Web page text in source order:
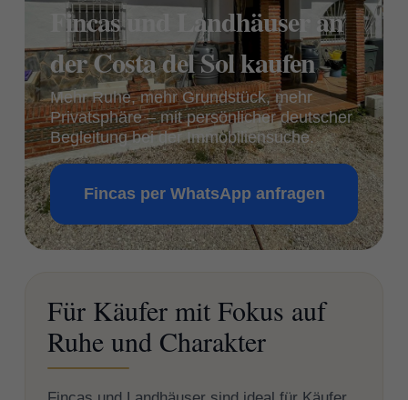
Fincas und Landhäuser an
der Costa del Sol kaufen
Mehr Ruhe, mehr Grundstück, mehr
Privatsphäre – mit persönlicher deutscher
Begleitung bei der Immobiliensuche.
Fincas per WhatsApp anfragen
Für Käufer mit Fokus auf
Ruhe und Charakter